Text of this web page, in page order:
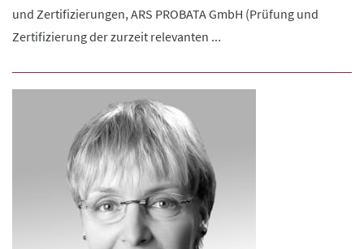
und Zertifizierungen, ARS PROBATA GmbH (Prüfung und
Zertifizierung der zurzeit relevanten ...